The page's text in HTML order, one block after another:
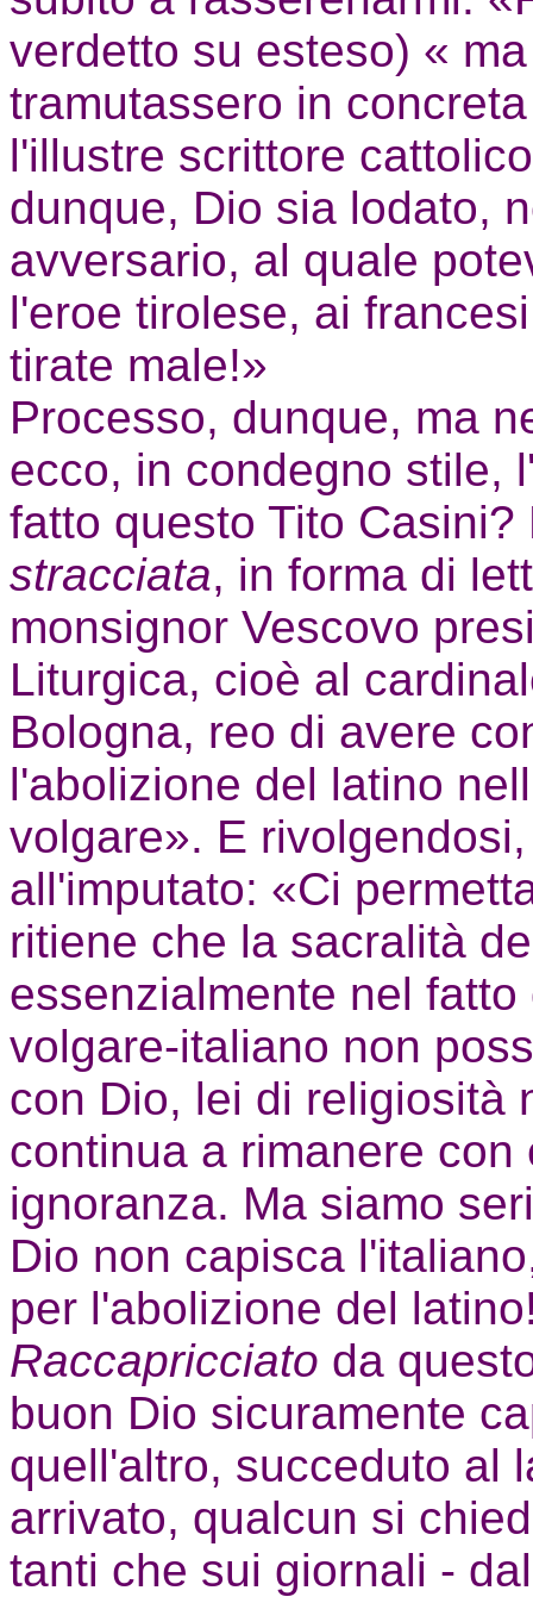
verdetto su esteso) «
tramutassero in
l'illustre scrittore
dunque, Dio sia lodato,
avversario, al quale
l'eroe tirolese, ai
tirate male!»
Processo, dunque, ma
ecco, in condegno stile,
fatto questo Tito
stracciata, in forma di
monsignor Vescovo
Liturgica, cioè al
Bologna, reo di avere
l'abolizione del latino
volgare». E
all'imputato: «Ci
ritiene che la sacralità
essenzialmente nel
volgare-italiano non
con Dio, lei di religiosità
continua a rimanere
ignoranza. Ma siamo
Dio non capisca
per l'abolizione del
Raccapricciato da
buon Dio sicuramente
quell'altro, succeduto al
arrivato, qualcun si
tanti che sui giornali -